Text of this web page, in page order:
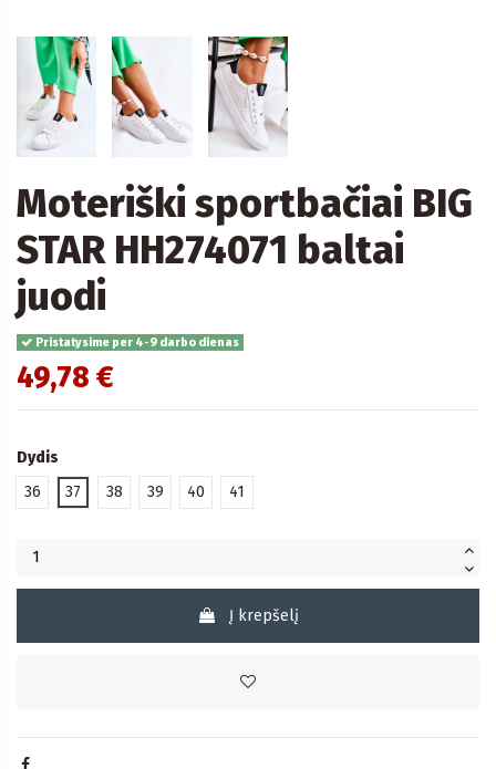
Moteriški sportbačiai BIG
STAR HH274071 baltai
juodi
Pristatysime per 4-9 darbo dienas
49,78 €
Dydis
36
37 38 39 40 41
Į krepšelį